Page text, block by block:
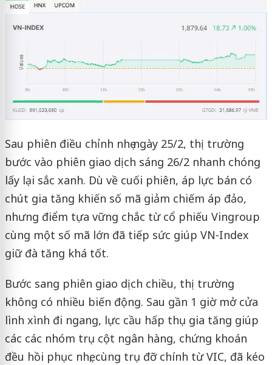
Sau phiên điều chỉnh nhẹ ngày 25/2, thị trường
bước vào phiên giao dịch sáng 26/2 nhanh chóng
lấy lại sắc xanh. Dù về cuối phiên, áp lực bán có
chút gia tăng khiến số mã giảm chiếm áp đảo,
nhưng điểm tựa vững chắc từ cổ phiếu Vingroup
cùng một số mã lớn đã tiếp sức giúp VN-Index
giữ đà tăng khá tốt.
Bước sang phiên giao dịch chiều, thị trường
không có nhiều biến động. Sau gần 1 giờ mở cửa
lình xình đi ngang, lực cầu hấp thụ gia tăng giúp
các các nhóm trụ cột ngân hàng, chứng khoán
đều hồi phục nhẹ, cùng trụ đỡ chính từ VIC, đã kéo